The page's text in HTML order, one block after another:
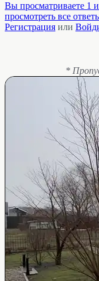
Вы просматриваете 1
просмотреть все
Регистрация или
*